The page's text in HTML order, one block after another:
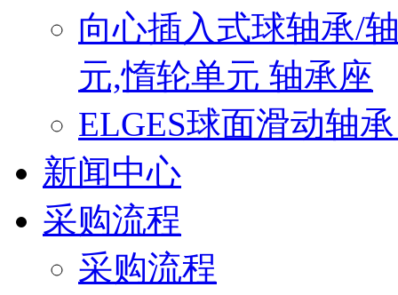
向心插入式球轴承/
元,惰轮单元 轴承座
ELGES球面滑动轴
新闻中心
采购流程
采购流程